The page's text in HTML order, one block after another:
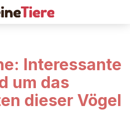
Interessante
um das
dieser Vögel